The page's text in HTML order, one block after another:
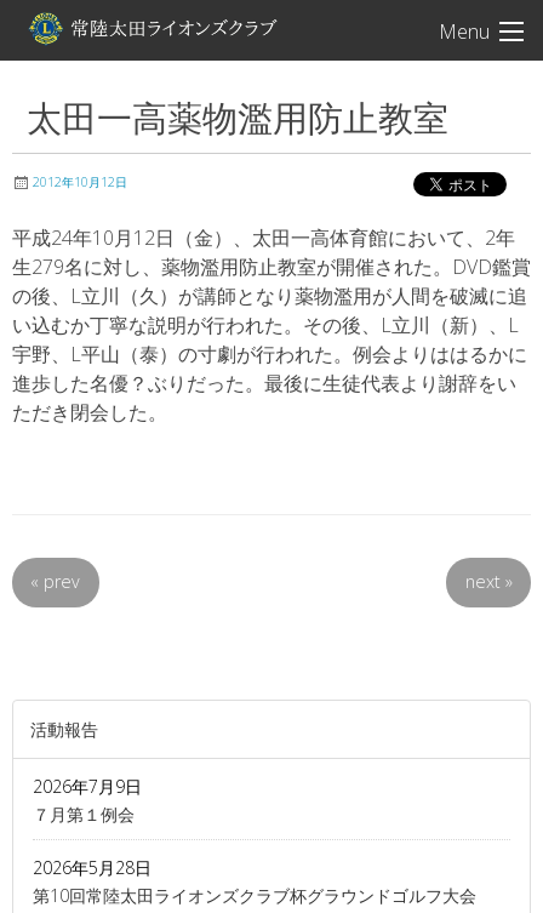
Menu
常陸太田ライオン
太田一高薬物濫用防止教室
2012年10月12日
平成24年10月12日（金）、太田一高体育館において、2年
生279名に対し、薬物濫用防止教室が開催された。DVD鑑賞
の後、L立川（久）が講師となり薬物濫用が人間を破滅に追
い込むか丁寧な説明が行われた。その後、L立川（新）、L
宇野、L平山（泰）の寸劇が行われた。例会よりははるかに
進歩した名優？ぶりだった。最後に生徒代表より謝辞をい
ただき閉会した。
« prev next »
活動報告
2026年7月9日
７月第１例会
2026年5月28日
第10回常陸太田ライオンズクラブ杯グラウンドゴルフ大会